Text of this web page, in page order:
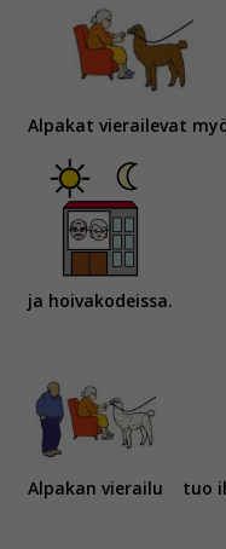
Alpakat vierailevat
ja hoivakodeissa.
Alpakan vierailu tuo